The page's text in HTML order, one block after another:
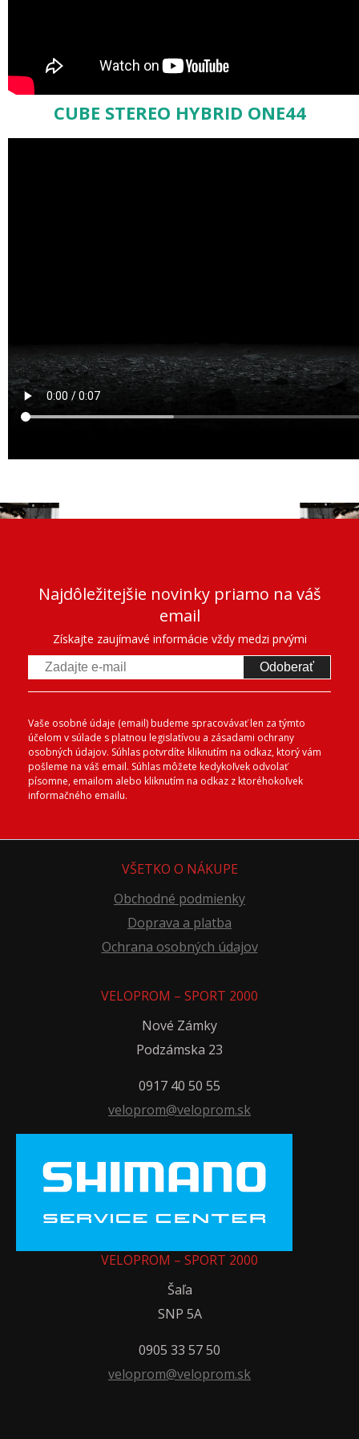
CUBE STEREO HYBRID ONE44
Najdôležitejšie novinky priamo na váš
email
Získajte zaujímavé informácie vždy medzi prvými
Odoberať
Vaše osobné údaje (email) budeme spracovávať len za týmto
účelom v súlade s platnou legislatívou a zásadami ochrany
osobných údajov. Súhlas potvrdíte kliknutím na odkaz, ktorý vám
pošleme na váš email. Súhlas môžete kedykoľvek odvolať
písomne, emailom alebo kliknutím na odkaz z ktoréhokoľvek
informačného emailu.
VŠETKO O NÁKUPE
Obchodné podmienky
Doprava a platba
Ochrana osobných údajov
VELOPROM – SPORT 2000
Nové Zámky
Podzámska 23
0917 40 50 55
veloprom@veloprom.sk
VELOPROM – SPORT 2000
Šaľa
SNP 5A
0905 33 57 50
veloprom@veloprom.sk